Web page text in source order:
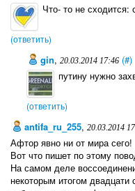
Что- то не
(ответить)
gin, 20.03.2014 17:46 (#)
путину нужно
(ответить)
antifa_ru_255, 20.03.2014
Афтор явно ни от мира сего!
Вот что пишет по этому
На самом деле
некоторым итогом